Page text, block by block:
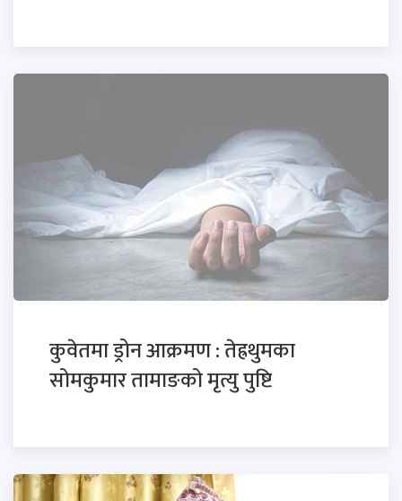
कुवेतमा ड्रोन आक्रमण : तेह्रथुमका
सोमकुमार तामाङको मृत्यु पुष्टि